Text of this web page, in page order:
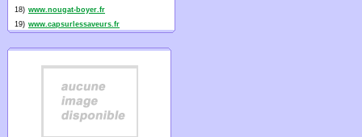
18) www.nougat-boyer.fr
19) www.capsurlessaveurs.fr